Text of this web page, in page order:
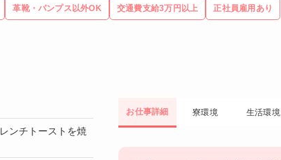
革靴・パンプス以外OK 交通費支給3万円以上 正社員雇用あり
お仕事詳細 寮環境 生活環境
ンチトーストを焼